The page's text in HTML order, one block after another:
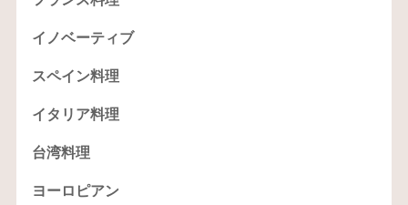
イノベーティブ
スペイン料理
イタリア料理
台湾料理
ヨーロピアン